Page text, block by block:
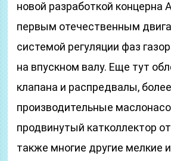
новой разработкой концерна
первым отечественным
системой регуляции фаз
на впускном валу. Еще тут
клапана и распредвалы, более
производительные
продвинутый катколлектор
также многие другие мелкие